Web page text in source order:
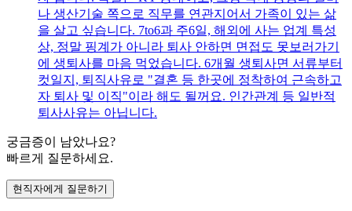
나 생산기술 쪽으로 직무를 연관지어서 가족이 있는 삶
을 살고 싶습니다. 7to6과 주6일, 해외에 사는 업계 특성
상, 정말 핑계가 아니라 퇴사 안하면 면접도 못보러가기
에 생퇴사를 마음 먹었습니다. 6개월 생퇴사면 서류부터
컷일지, 퇴직사유로 "결혼 등 한곳에 정착하여 근속하고
자 퇴사 및 이직"이라 해도 될꺼요. 인간관계 등 일반적
퇴사사유는 아닙니다.
궁금증이 남았나요?
빠르게 질문하세요.
현직자에게 질문하기